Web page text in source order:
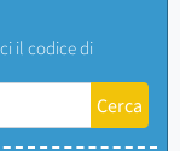
il codice di